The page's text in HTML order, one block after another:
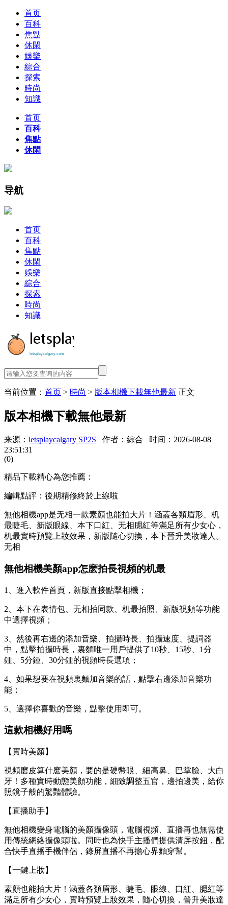
首页
百科
焦點
休閑
娛樂
綜合
探索
時尚
知識
首页
百科
焦點
休閑
导航
首页
百科
焦點
休閑
娛樂
綜合
探索
時尚
知識
当前位置： 首页 > 時尚 > 版本相機下載無他最新 正文
版本相機下載無他最新
来源： letsplaycalgary SP2S 作者：綜合
时间：2026-08-08
23:51:31
(0)
精品下載精心為您推薦：
編輯點評：後期精修終於上線啦
無他相機app是无相一款素顏也能拍大片！涵蓋各類眉形、机
最睫毛、新版 眼線、本下口紅、无相腮紅等滿足所有少女心，
机最實時預覽上妝效果，新版隨心切換，本下晉升美妝達人。
无相
無他相機美顏app怎麽拍長視頻的机最
1、進入軟件首頁，新版直接點擊相機；
2、本下在表情包、无相拍同款、机最拍照、新版視頻等功能
中選擇視頻；
3、然後再右邊的添加音樂、拍攝時長、拍攝速度、提詞器
中，點擊拍攝時長，裏麵唯一用戶提供了10秒、15秒、1分
鍾、5分鍾、30分鍾的視頻時長選項；
4、如果想要在視頻裏麵加音樂的話，點擊右邊添加音樂功
能；
5、選擇你喜歡的音樂，點擊使用即可。
這款相機好用嗎
【實時美顏】
視頻磨皮算什麽美顏，要的是硬幣眼、細高鼻、巴掌臉、大白
牙！多種實時動態美顏功能，細致調整五官，邊拍邊美，給你
照鏡子般的驚豔體驗。
【直播助手】
無他相機變身電腦的美顏攝像頭，電腦視頻、直播再也無需使
用傳統網絡攝像頭啦。同時也為快手主播們提供清屏按鈕，配
合快手直播手機伴侶，錄屏直播不再擔心界麵穿幫。
【一鍵上妝】
素顏也能拍大片！涵蓋各類眉形、睫毛、眼線、口紅、腮紅等
滿足所有少女心，實時預覽上妝效果，隨心切換，晉升美妝達